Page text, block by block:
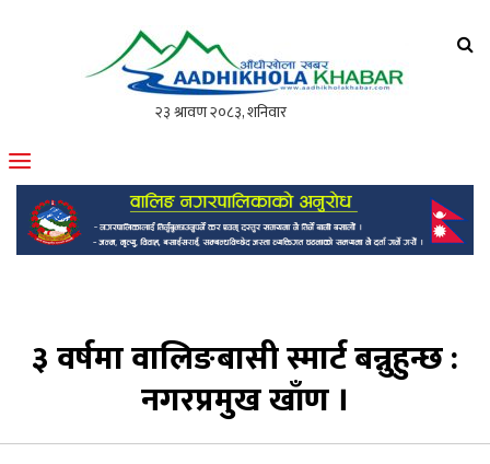
मोफसलकै लोकप्रिय अनलाइन पत्रिका
३ वर्षमा वालिङबासी स्मार्ट बन्नुहुन्छ :
नगरप्रमुख खाँण ।